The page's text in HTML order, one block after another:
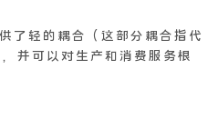
了轻的耦合（这部分耦合指代
并可以对生产和消费服务根